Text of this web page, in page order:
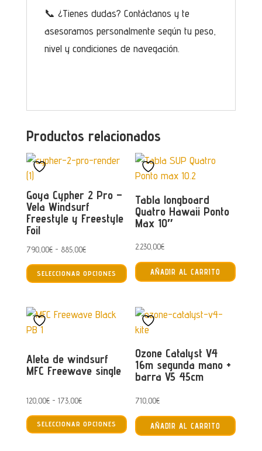
📞 ¿Tienes dudas? Contáctanos y te
asesoramos personalmente según tu peso,
nivel y condiciones de navegación.
Productos relacionados
Goya Cypher 2 Pro –
Vela Windsurf
Freestyle y Freestyle
Foil
790,00€ - 885,00€Rango
de
precios:
790,00€
SELECCIONAR OPCIONES
Este
producto
múltiples
variantes.
opciones
elegir
en
la
Tabla longboard
Quatro Hawaii Ponto
Max 10″
2.230,00€
AÑADIR AL CARRITO
Aleta de windsurf
MFC Freewave single
120,00€ - 173,00€Rango
de
precios:
SELECCIONAR OPCIONES
Este
producto
Ozone Catalyst V4
16m segunda mano +
barra V5 45cm
710,00€
AÑADIR AL CARRITO